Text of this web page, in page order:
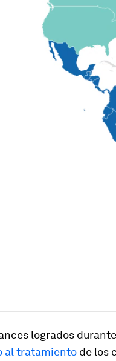
logrados
al tratamiento de los